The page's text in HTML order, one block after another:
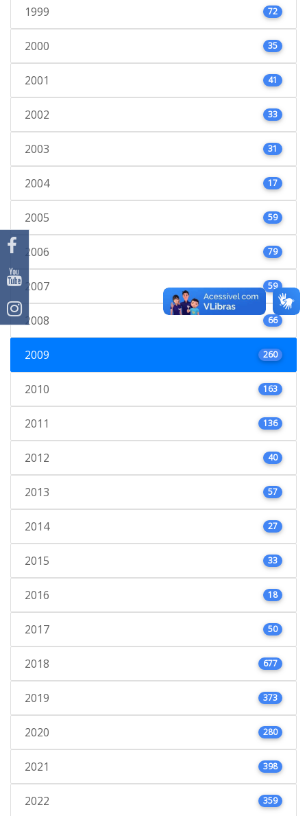
1999 72
2000 35
2001 41
2002 33
2003 31
2004 17
2005 59
2006 79
2007 59
2008 66
2009 260
2010 163
2011 136
2012 40
2013 57
2014 27
2015 33
2016 18
2017 50
2018 677
2019 373
2020 280
2021 398
2022 359